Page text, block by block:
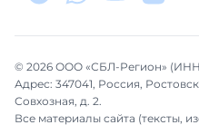
© 2026 ООО «СБЛ-Регион» (ИНН
Адрес: 347041, Россия,
Совхозная, д. 2.
Все материалы сайта (тексты,